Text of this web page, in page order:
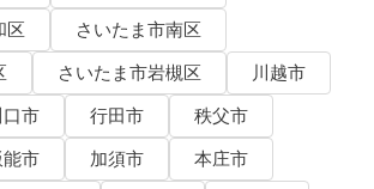
区
さいたま市南区
さいたま市岩槻区
川越市
口市 行田市
秩父市
市 加須市
本庄市